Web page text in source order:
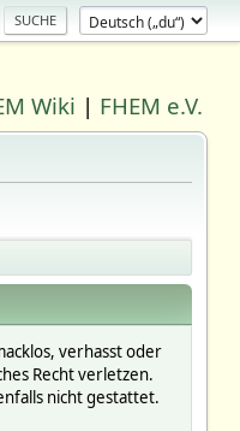
Wiki | FHEM e.V.
verhasst oder
Recht verletzen.
nicht gestattet.